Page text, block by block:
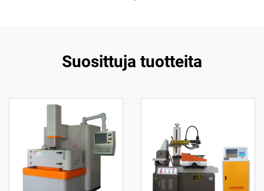
Suosittuja tuotteita